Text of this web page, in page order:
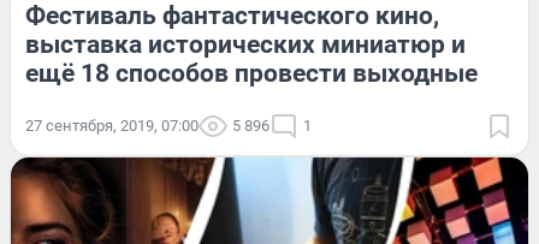
Фестиваль фантастического кино,
выставка исторических миниатюр и
ещё 18 способов провести выходные
27 сентября, 2019, 07:00 5 896 1